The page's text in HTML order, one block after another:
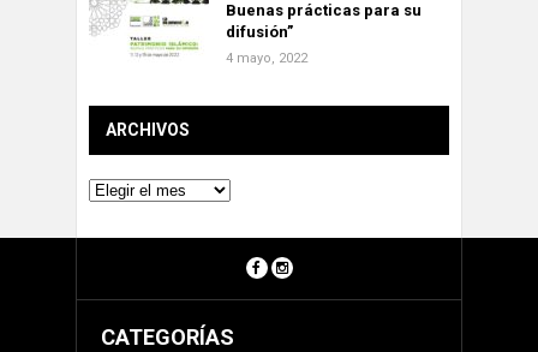
Buenas prácticas para su
difusión”
4 mayo, 2022
ARCHIVOS
Archivos
CATEGORÍAS